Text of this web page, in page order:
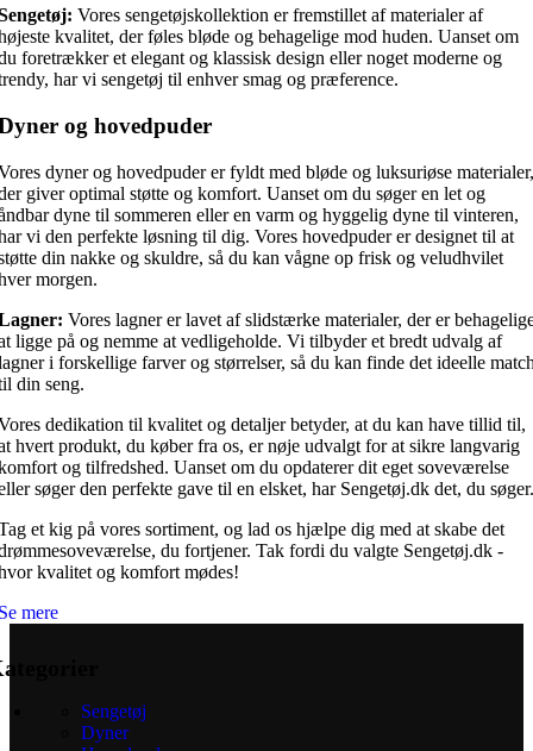
Vores sengetøjskollektion er fremstillet af materialer af
kvalitet, der føles bløde og behagelige mod huden. Uanset om
foretrækker et elegant og klassisk design eller noget moderne og
har vi sengetøj til enhver smag og præference.
og hovedpuder
dyner og hovedpuder er fyldt med bløde og luksuriøse materialer,
giver optimal støtte og komfort. Uanset om du søger en let og
dyne til sommeren eller en varm og hyggelig dyne til vinteren,
vi den perfekte løsning til dig. Vores hovedpuder er designet til at
din nakke og skuldre, så du kan vågne op frisk og veludhvilet
morgen.
Vores lagner er lavet af slidstærke materialer, der er
ligge på og nemme at vedligeholde. Vi tilbyder et bredt udvalg af
i forskellige farver og størrelser, så du kan finde det ideelle
din seng.
dedikation til kvalitet og detaljer betyder, at du kan have tillid til,
hvert produkt, du køber fra os, er nøje udvalgt for at sikre langvarig
og tilfredshed. Uanset om du opdaterer dit eget soveværelse
søger den perfekte gave til en elsket, har Sengetøj.dk det, du søger.
et kig på vores sortiment, og lad os hjælpe dig med at skabe det
du fortjener. Tak fordi du valgte Sengetøj.dk -
kvalitet og komfort mødes!
mere
Sengetøj
Dyner